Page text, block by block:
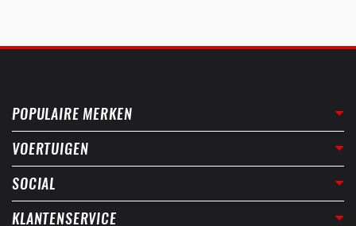
POPULAIRE MERKEN
VOERTUIGEN
SOCIAL
KLANTENSERVICE